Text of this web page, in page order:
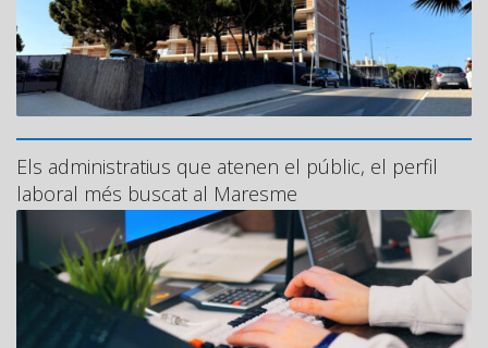
Els administratius que atenen el públic, el perfil
laboral més buscat al Maresme